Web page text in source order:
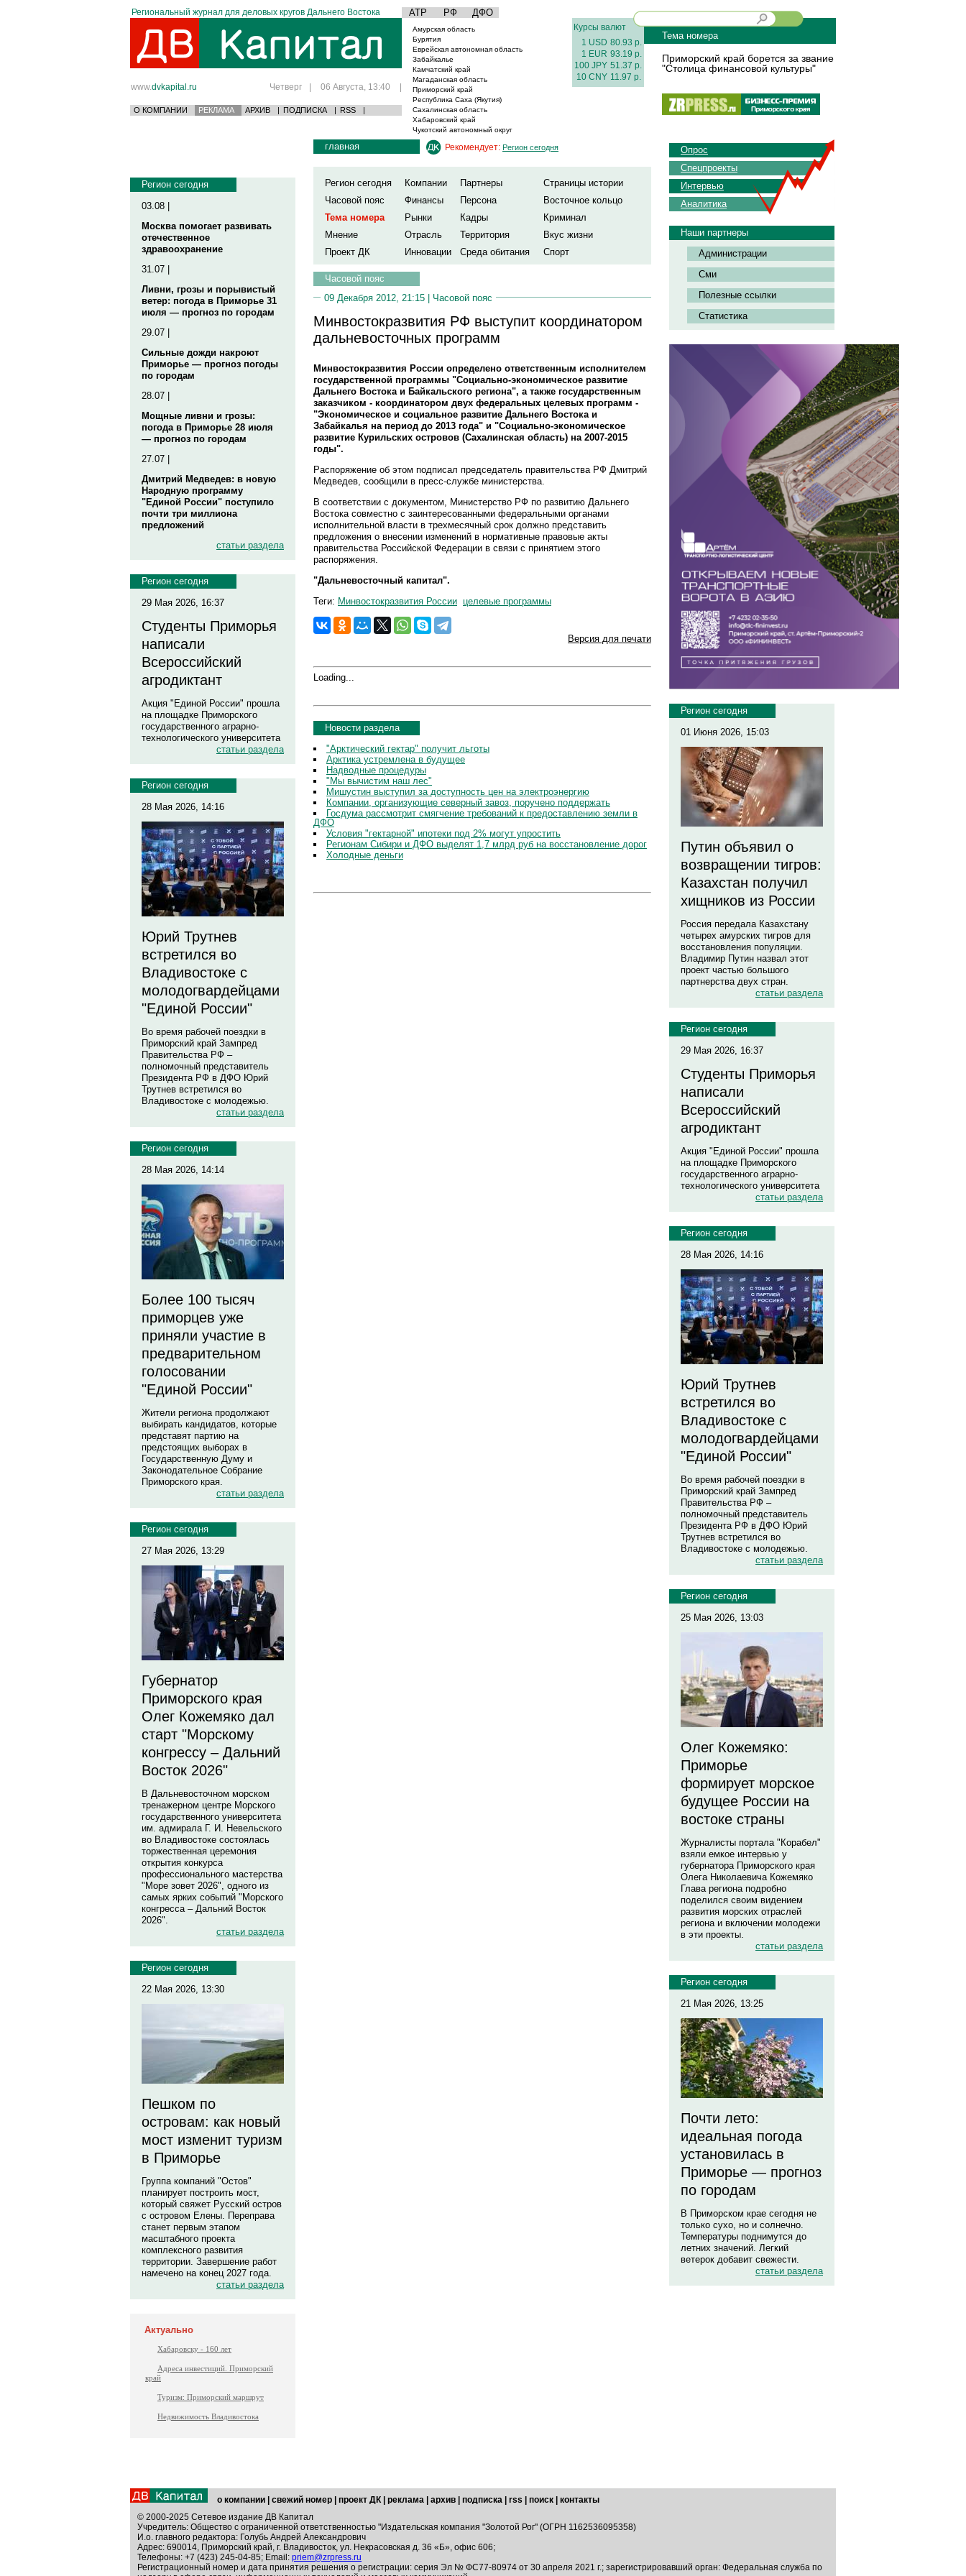
Региональный журнал для деловых кругов Дальнего Востока АТР РФ ДФО
www.dvkapital.ru Четверг | 06 Августа, 13:40 |
О КОМПАНИИ РЕКЛАМА АРХИВ | ПОДПИСКА | RSS |
Амурская область
Бурятия
Еврейская автономная область
Забайкалье
Камчатский край
Магаданская область
Приморский край
Республика Саха (Якутия)
Сахалинская область
Хабаровский край
Чукотский автономный округ
Курсы валют
1 USD 80.93 р.
1 EUR 93.19 р.
100 JPY 51.37 р.
10 CNY 11.97 р.
Тема номера
Приморский край борется за звание
"Столица финансовой культуры"
Регион сегодня
03.08 |
Москва помогает развивать
отечественное
здравоохранение
31.07 |
Ливни, грозы и порывистый
ветер: погода в Приморье 31
июля — прогноз по городам
29.07 |
Сильные дожди накроют
Приморье — прогноз погоды
по городам
28.07 |
Мощные ливни и грозы:
погода в Приморье 28 июля
— прогноз по городам
27.07 |
Дмитрий Медведев: в новую
Народную программу
"Единой России" поступило
почти три миллиона
предложений
статьи раздела
Регион сегодня
29 Мая 2026, 16:37
Студенты Приморья
написали
Всероссийский
агродиктант
Акция "Единой России" прошла
на площадке Приморского
государственного аграрно-
технологического университета
статьи раздела
Регион сегодня
28 Мая 2026, 14:16
Юрий Трутнев
встретился во
Владивостоке с
молодогвардейцами
"Единой России"
Во время рабочей поездки в
Приморский край Зампред
Правительства РФ –
полномочный представитель
Президента РФ в ДФО Юрий
Трутнев встретился во
Владивостоке с молодежью.
статьи раздела
Регион сегодня
28 Мая 2026, 14:14
Более 100 тысяч
приморцев уже
приняли участие в
предварительном
голосовании
"Единой России"
Жители региона продолжают
выбирать кандидатов, которые
представят партию на
предстоящих выборах в
Государственную Думу и
Законодательное Собрание
Приморского края.
статьи раздела
Регион сегодня
27 Мая 2026, 13:29
Губернатор
Приморского края
Олег Кожемяко дал
старт "Морскому
конгрессу – Дальний
Восток 2026"
В Дальневосточном морском
тренажерном центре Морского
государственного университета
им. адмирала Г. И. Невельского
во Владивостоке состоялась
торжественная церемония
открытия конкурса
профессионального мастерства
"Море зовет 2026", одного из
самых ярких событий "Морского
конгресса – Дальний Восток
2026".
статьи раздела
Регион сегодня
22 Мая 2026, 13:30
Пешком по
островам: как новый
мост изменит туризм
в Приморье
Группа компаний "Остов"
планирует построить мост,
который свяжет Русский остров
с островом Елены. Переправа
станет первым этапом
масштабного проекта
комплексного развития
территории. Завершение работ
намечено на конец 2027 года.
статьи раздела
Актуально
Хабаровску - 160 лет
Адреса инвестиций. Приморский
край
Туризм: Приморский маршрут
Недвижимость Владивостока
главная Рекомендует: Регион сегодня
Регион сегодня Компании Партнеры
Страницы истории
Часовой пояс
Финансы Персона
Восточное кольцо
Тема номера
Рынки Кадры
Криминал
Мнение
Отрасль Территория
Вкус жизни
Проект ДК
Инновации Среда обитания Спорт
Часовой пояс
09 Декабря 2012, 21:15 | Часовой пояс
Минвостокразвития РФ выступит координатором
дальневосточных программ
Минвостокразвития России определено ответственным исполнителем
государственной программы "Социально-экономическое развитие
Дальнего Востока и Байкальского региона", а также государственным
заказчиком - координатором двух федеральных целевых программ -
"Экономическое и социальное развитие Дальнего Востока и
Забайкалья на период до 2013 года" и "Социально-экономическое
развитие Курильских островов (Сахалинская область) на 2007-2015
годы".
Распоряжение об этом подписал председатель правительства РФ Дмитрий
Медведев, сообщили в пресс-службе министерства.
В соответствии с документом, Министерство РФ по развитию Дальнего
Востока совместно с заинтересованными федеральными органами
исполнительной власти в трехмесячный срок должно представить
предложения о внесении изменений в нормативные правовые акты
правительства Российской Федерации в связи с принятием этого
распоряжения.
"Дальневосточный капитал".
Теги: Минвостокразвития России целевые программы
Версия для печати
Loading...
Новости раздела
"Арктический гектар" получит льготы
Арктика устремлена в будущее
Надводные процедуры
"Мы вычистим наш лес"
Мишустин выступил за доступность цен на электроэнергию
Компании, организующие северный завоз, поручено поддержать
Госдума рассмотрит смягчение требований к предоставлению земли в
ДФО
Условия "гектарной" ипотеки под 2% могут упростить
Регионам Сибири и ДФО выделят 1,7 млрд руб на восстановление дорог
Холодные деньги
Опрос
Спецпроекты
Интервью
Аналитика
Наши партнеры
Администрации
Сми
Полезные ссылки
Статистика
Регион сегодня
01 Июня 2026, 15:03
Путин объявил о
возвращении тигров:
Казахстан получил
хищников из России
Россия передала Казахстану
четырех амурских тигров для
восстановления популяции.
Владимир Путин назвал этот
проект частью большого
партнерства двух стран.
статьи раздела
Регион сегодня
29 Мая 2026, 16:37
Студенты Приморья
написали
Всероссийский
агродиктант
Акция "Единой России" прошла
на площадке Приморского
государственного аграрно-
технологического университета
статьи раздела
Регион сегодня
28 Мая 2026, 14:16
Юрий Трутнев
встретился во
Владивостоке с
молодогвардейцами
"Единой России"
Во время рабочей поездки в
Приморский край Зампред
Правительства РФ –
полномочный представитель
Президента РФ в ДФО Юрий
Трутнев встретился во
Владивостоке с молодежью.
статьи раздела
Регион сегодня
25 Мая 2026, 13:03
Олег Кожемяко:
Приморье
формирует морское
будущее России на
востоке страны
Журналисты портала "Корабел"
взяли емкое интервью у
губернатора Приморского края
Олега Николаевича Кожемяко
Глава региона подробно
поделился своим видением
развития морских отраслей
региона и включении молодежи
в эти проекты.
статьи раздела
Регион сегодня
21 Мая 2026, 13:25
Почти лето:
идеальная погода
установилась в
Приморье — прогноз
по городам
В Приморском крае сегодня не
только сухо, но и солнечно.
Температуры поднимутся до
летних значений. Легкий
ветерок добавит свежести.
статьи раздела
о компании свежий номер проект ДК реклама архив подписка rss поиск
контакты
© 2000-2025 Сетевое издание ДВ Капитал
Учредитель: Общество с ограниченной ответственностью "Издательская компания "Золотой Рог" (ОГРН 1162536095358)
И.о. главного редактора: Голубь Андрей Александрович
Адрес: 690014, Приморский край, г. Владивосток, ул. Некрасовская д. 36 «Б», офис 606;
Телефоны: +7 (423) 245-04-85; Email: priem@zrpress.ru
Регистрационный номер и дата принятия решения о регистрации: серия Эл № ФС77-80974 от 30 апреля 2021 г.; зарегистрировавший орган: Федеральная служба по